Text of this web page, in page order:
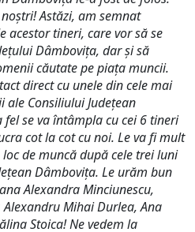
Astăzi, am semnat
acestor tineri, care vor să se
Dâmbovița, dar și să
căutate pe piața muncii.
direct cu unele din cele mai
Consiliului Județean
se va întâmpla cu cei 6 tineri
cot la cot cu noi. Le va fi mult
de muncă după cele trei luni
Dâmbovița. Le urăm bun
Alexandra Minciunescu,
Mihai Durlea, Ana
Stoica!Ne vedem la